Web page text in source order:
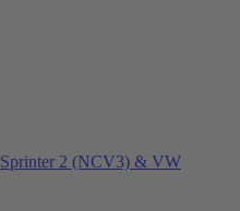
Sprinter 2 (NCV3) & VW